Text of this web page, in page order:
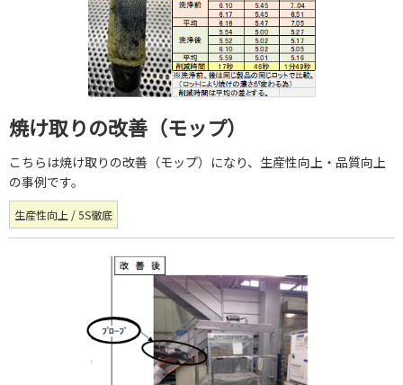
焼け取りの改善（モップ）
こちらは焼け取りの改善（モップ）になり、生産性向上・品質向上
の事例です。
生産性向上 / 5S徹底